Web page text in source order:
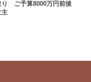
り ご予算8000万円前後
主